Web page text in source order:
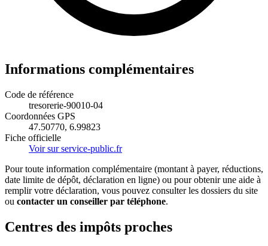
Informations complémentaires
Code de référence
tresorerie-90010-04
Coordonnées GPS
47.50770, 6.99823
Fiche officielle
Voir sur service-public.fr
Pour toute information complémentaire (montant à payer, réductions,
date limite de dépôt, déclaration en ligne) ou pour obtenir une aide à
remplir votre déclaration, vous pouvez consulter les dossiers du site
ou contacter un conseiller par téléphone.
Centres des impôts proches